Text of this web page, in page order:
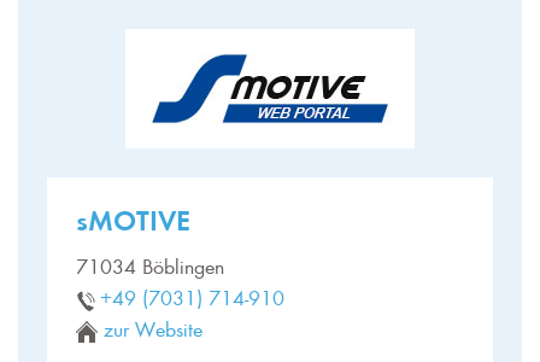
sMOTIVE
71034 Böblingen
+49 (7031) 714-910
zur Website